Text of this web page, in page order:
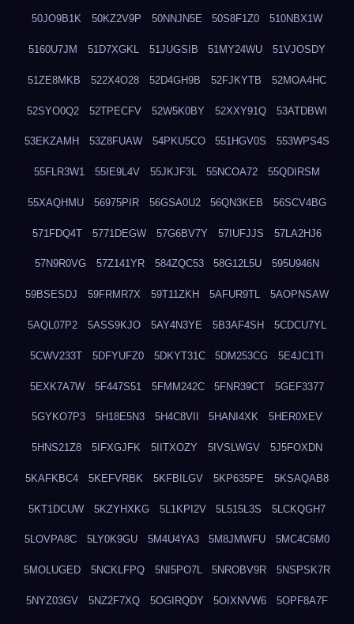
50JO9B1K 50KZ2V9P 50NNJN5E 50S8F1Z0 510NBX1W
5160U7JM 51D7XGKL 51JUGSIB 51MY24WU 51VJOSDY
51ZE8MKB 522X4O28 52D4GH9B 52FJKYTB 52MOA4HC
52SYO0Q2 52TPECFV 52W5K0BY 52XXY91Q 53ATDBWI
53EKZAMH 53Z8FUAW 54PKU5CO 551HGV0S 553WPS4S
55FLR3W1 55IE9L4V 55JKJF3L 55NCOA72 55QDIRSM
55XAQHMU 56975PIR 56GSA0U2 56QN3KEB 56SCV4BG
571FDQ4T 5771DEGW 57G6BV7Y 57IUFJJS 57LA2HJ6
57N9R0VG 57Z141YR 584ZQC53 58G12L5U 595U946N
59BSESDJ 59FRMR7X 59T11ZKH 5AFUR9TL 5AOPNSAW
5AQL07P2 5ASS9KJO 5AY4N3YE 5B3AF4SH 5CDCU7YL
5CWV233T 5DFYUFZ0 5DKYT31C 5DM253CG 5E4JC1TI
5EXK7A7W 5F447S51 5FMM242C 5FNR39CT 5GEF3377
5GYKO7P3 5H18E5N3 5H4C8VII 5HANI4XK 5HER0XEV
5HNS21Z8 5IFXGJFK 5IITXOZY 5IVSLWGV 5J5FOXDN
5KAFKBC4 5KEFVRBK 5KFBILGV 5KP635PE 5KSAQAB8
5KT1DCUW 5KZYHXKG 5L1KPI2V 5L515L3S 5LCKQGH7
5LOVPA8C 5LY0K9GU 5M4U4YA3 5M8JMWFU 5MC4C6M0
5MOLUGED 5NCKLFPQ 5NI5PO7L 5NROBV9R 5NSPSK7R
5NYZ03GV 5NZ2F7XQ 5OGIRQDY 5OIXNVW6 5OPF8A7F